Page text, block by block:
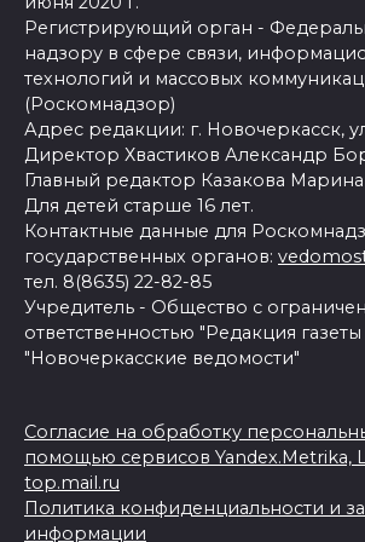
Регистрирующий орган -
надзору в сфере связи,
технологий и массовых
(Роскомнадзор)
Адрес редакции: г. Новочеркасск,
Директор Хвастиков Александр
Главный редактор Казакова
Для детей старше 16 лет.
Контактные данные для
государственных органов:
тел. 8(8635) 22-82-85
Учредитель - Общество с
ответственностью "Редакция газеты
"Новочеркасские ведомости"
Согласие на обработку
помощью сервисов Yandex.Metrika,
top.mail.ru
Политика конфиденциальности и
информации